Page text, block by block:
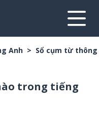
Anh Sổ cụm từ
trong tiếng